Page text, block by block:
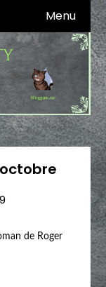
Menu
de Roger